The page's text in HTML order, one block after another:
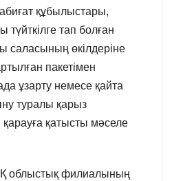
құбылыстары,
түйткілге тап болған
өкілдеріне
пакетімен
ұзарту немесе қайта
туралы қарыз
қатысты мәселе
облыстық филиалының